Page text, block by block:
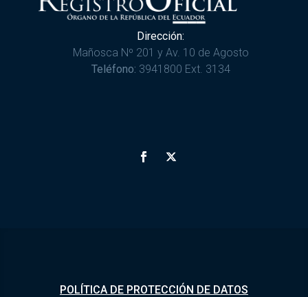
Dirección:
Mañosca Nº 201 y Av. 10 de Agosto
Teléfono: 3941800 Ext. 3134
POLÍTICA DE PROTECCIÓN DE DATOS